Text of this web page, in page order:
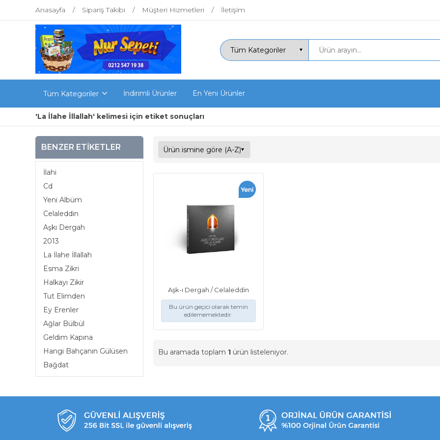
Anasayfa Sipariş Takibi Müşteri Hizmetleri İletişim
Tüm Kategoriler İndirimli Ürünler En Yeni Ürünler
'La İlahe İllallah' kelimesi için etiket sonuçları
BENZER ETIKETLER
İlahi
Cd
Yeni Albüm
Celaleddin
Aşkı Dergah
2013
La İlahe İllallah
Esma Zikri
Halkayı Zikir
Tut Elimden
Ey Erenler
Ağlar Bülbül
Geldim Kapına
Hangi Bahçanın Gülüsen
Bağdat
Aşk-ı Dergah / Celaleddin
Bu ürün geçici olarak temin
edilememektedir.
Bu aramada toplam 1 ürün listeleniyor.